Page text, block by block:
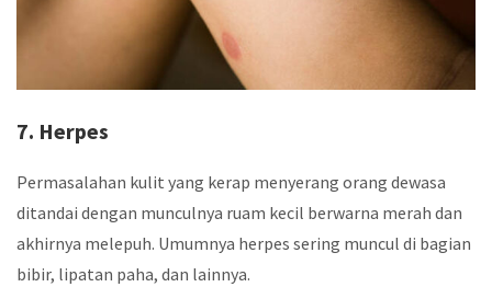
7. Herpes
Permasalahan kulit yang kerap menyerang orang dewasa
ditandai dengan munculnya ruam kecil berwarna merah dan
akhirnya melepuh. Umumnya herpes sering muncul di bagian
bibir, lipatan paha, dan lainnya.